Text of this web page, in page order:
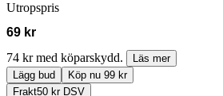
Utropspris
69 kr
74 kr med köparskydd.
Läs mer
Lägg bud
Köp nu 99 kr
Frakt50 kr DSV